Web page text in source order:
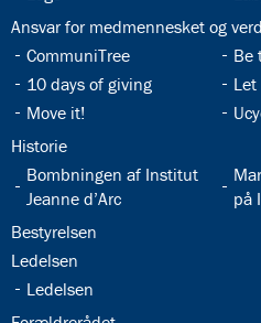
32.8:
Ansvar for medmennesket og
32.9:
CommuniTree
Be
32.11:
10 days of giving
Let
32.13:
Move it!
32.15:
Historie
32.16:
Bombningen af Institut
Jeanne d’Arc
på
32.18:
Bestyrelsen
32.19:
Ledelsen
32.20:
Ledelsen